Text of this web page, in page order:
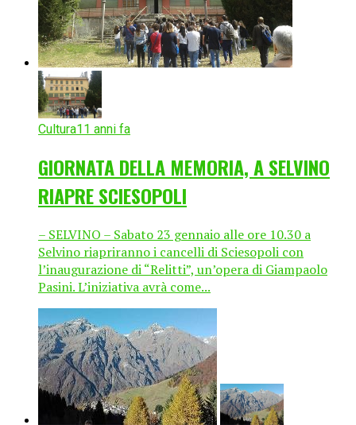
Cultura11 anni fa
GIORNATA DELLA MEMORIA, A SELVINO
RIAPRE SCIESOPOLI
– SELVINO – Sabato 23 gennaio alle ore 10.30 a
Selvino riapriranno i cancelli di Sciesopoli con
l’inaugurazione di “Relitti”, un’opera di Giampaolo
Pasini. L’iniziativa avrà come...